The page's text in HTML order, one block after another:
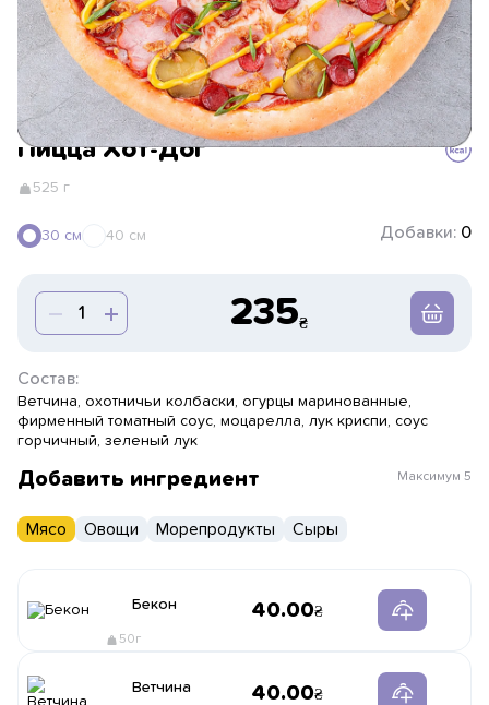
Пицца Хот-Дог
525 г
30 см 40 см Добавки: 0
235
Состав:
Ветчина, охотничьи колбаски, огурцы маринованные,
фирменный томатный соус, моцарелла, лук криспи, соус
горчичный, зеленый лук
Добавить ингредиент Максимум 5
Мясо Овощи Морепродукты Сыры
Бекон
50г
40.00
Ветчина 40.00